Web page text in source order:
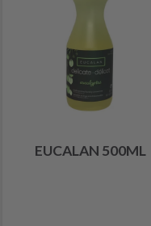
EUCALAN 500ML